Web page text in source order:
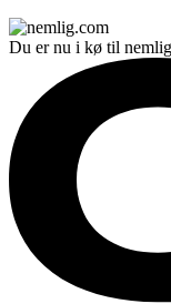
Du er nu i kø til